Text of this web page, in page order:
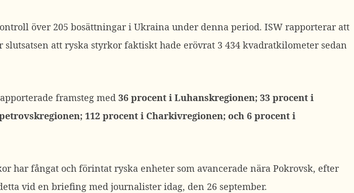
över 205 bosättningar i Ukraina under denna period. ISW rapporterar att
att ryska styrkor faktiskt hade erövrat 3 434 kvadratkilometer sedan
framsteg med 36 procent i Luhanskregionen; 33 procent i
112 procent i Charkivregionen; och 6 procent i
har fångat och förintat ryska enheter som avancerade nära Pokrovsk, efter
vid en briefing med journalister idag, den 26 september.